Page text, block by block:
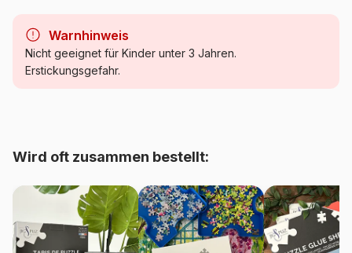
Kategorie Puzzle Bergwelt
Artikelnummer Trefl-10670
EAN 5900511106701
Warnhinweis
Nicht geeignet für Kinder unter 3 Jahren.
Erstickungsgefahr.
Wird oft zusammen bestellt: